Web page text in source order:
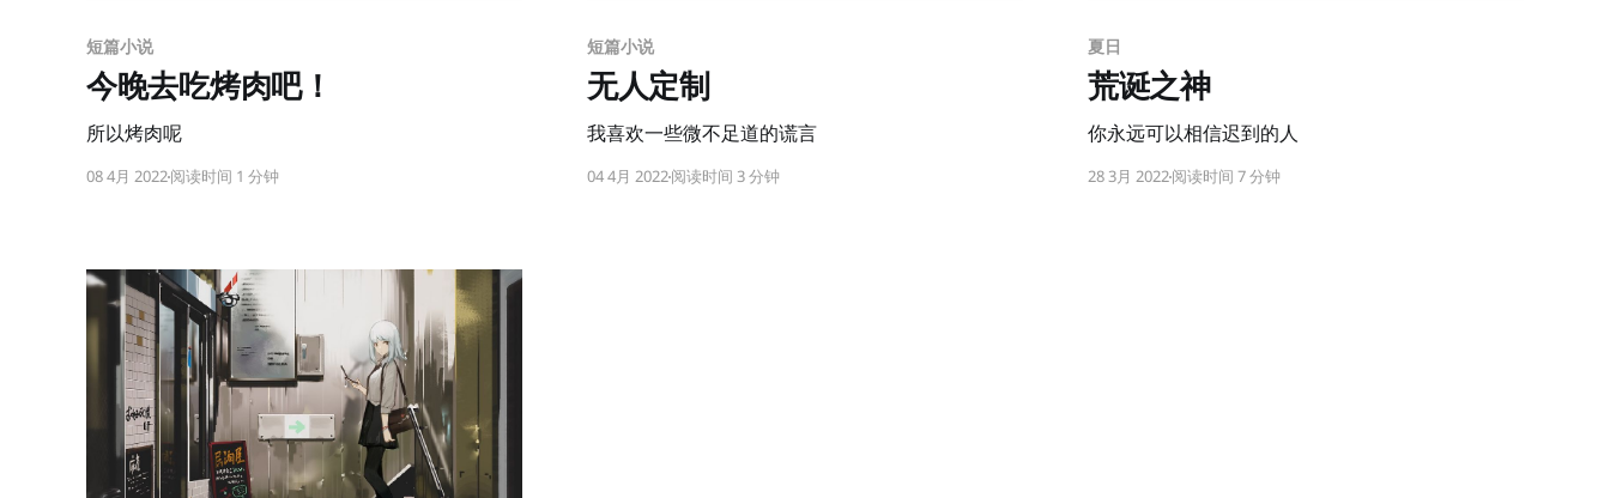
短篇小说
今晚去吃烤肉吧！
所以烤肉呢
08 4月 2022阅读时间 1 分钟
短篇小说
无人定制
我喜欢一些微不足道的谎言
04 4月 2022阅读时间 3 分钟
夏日
荒诞之神
你永远可以相信迟到的人
28 3月 2022阅读时间 7 分钟